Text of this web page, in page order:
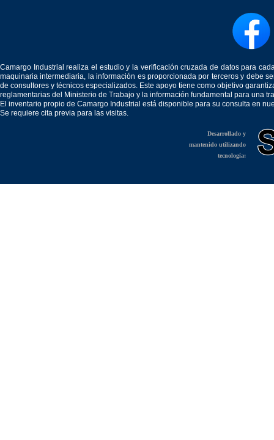
Camargo Industrial realiza el estudio y la verificación cruzada de datos para
maquinaria intermediaria, la información es proporcionada por terceros y debe
de consultores y técnicos especializados. Este apoyo tiene como objetivo
reglamentarias del Ministerio de Trabajo y la información fundamental para una
El inventario propio de Camargo Industrial está disponible para su consulta en
Se requiere cita previa para las visitas.
Desarrollado y
mantenido utilizando
tecnología: